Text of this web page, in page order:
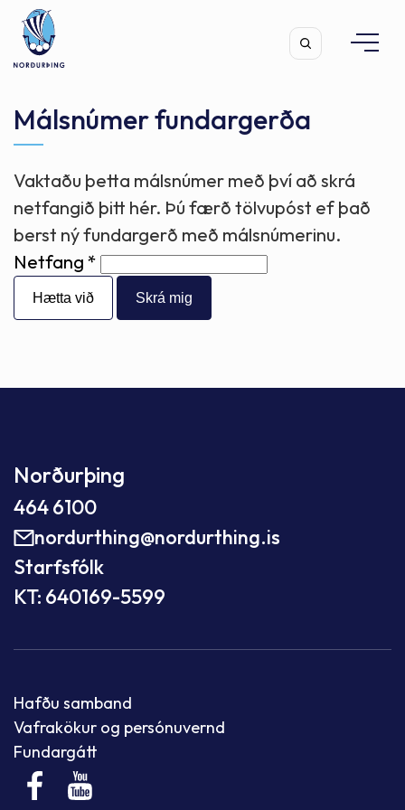
Leita
Málsnúmer fundargerða
Vaktaðu þetta málsnúmer með því að skrá
netfangið þitt hér. Þú færð tölvupóst ef það
berst ný fundargerð með málsnúmerinu.
Netfang
Hætta við
Norðurþing
464 6100
nordurthing@nordurthing.is
Starfsfólk
KT: 640169-5599
Hafðu samband
Vafrakökur og persónuvernd
Fundargátt